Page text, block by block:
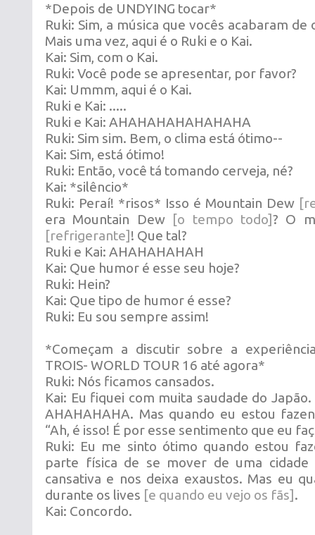
*Depois de UNDYING tocar*
Ruki: Sim, a música que vocês acabaram de
Mais uma vez, aqui é o Ruki e o Kai.
Kai: Sim, com o Kai.
Ruki: Você pode se apresentar, por favor?
Kai: Ummm, aqui é o Kai.
Ruki e Kai: .....
Ruki e Kai: AHAHAHAHAHAHAHA
Ruki: Sim sim. Bem, o clima está ótimo--
Kai: Sim, está ótimo!
Ruki: Então, você tá tomando cerveja, né?
Kai: *silêncio*
Ruki: Peraí! *risos* Isso é Mountain Dew
era Mountain Dew
[o tempo todo]? O
[refrigerante] ! Que tal?
Ruki e Kai: AHAHAHAHAH
Kai: Que humor é esse seu hoje?
Ruki: Hein?
Kai: Que tipo de humor é esse?
Ruki: Eu sou sempre assim!
*Começam a discutir sobre a
TROIS- WORLD TOUR 16 até agora*
Ruki: Nós ficamos cansados.
Kai: Eu fiquei com muita saudade do
AHAHAHAHA. Mas quando eu estou
“Ah, é isso! É por esse sentimento que eu
Ruki: Eu me sinto ótimo quando estou
parte física de se mover de uma
cansativa e nos deixa exaustos. Mas eu
durante os lives [e quando eu vejo os fãs] .
Kai: Concordo.